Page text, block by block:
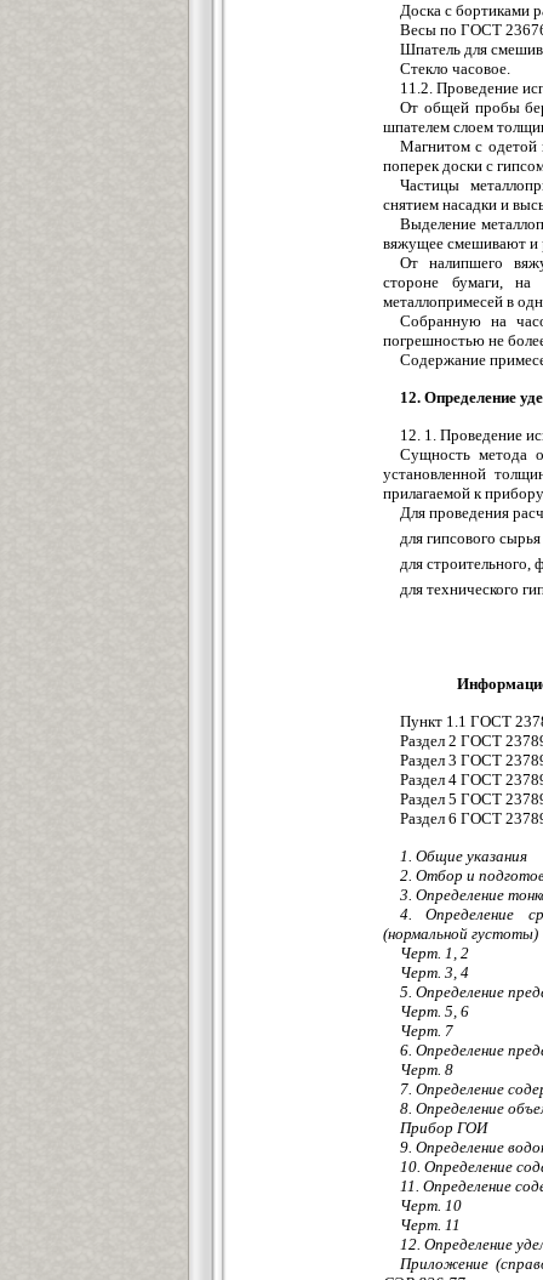
Доска с бортиками
Весы по ГОСТ
Шпатель для
Стекло часовое.
11.2. Проведение
От общей пробы
шпателем слоем
Магнитом с одетой
поперек доски с
Частицы
снятием насадки и
Выделение
вяжущее смешивают и
От налипшего
стороне бумаги, на
металлопримесей в
Собранную на
погрешностью не
Содержание
12. Определение
12. 1. Проведение
Сущность метода
установленной
прилагаемой к
Для проведения
для гипсового
для строительного,
для технического
Пункт 1.1 ГОСТ
Раздел 2 ГОСТ
Раздел 3 ГОСТ
Раздел 4 ГОСТ
Раздел 5 ГОСТ
Раздел 6 ГОСТ
1. Общие указания
2. Отбор и
3. Определение
4. Определение
(нормальной густоты)
Черт. 1, 2
Черт. 3, 4
5. Определение
Черт. 5, 6
Черт. 7
6. Определение
Черт. 8
7. Определение
8. Определение
Прибор ГОИ
9. Определение
10. Определение
11. Определение
Черт. 10
Черт. 11
12. Определение
Приложение